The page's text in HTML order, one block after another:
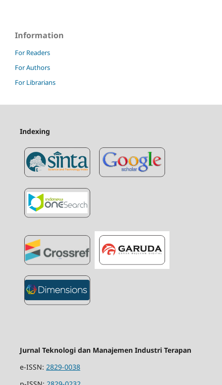
Information
For Readers
For Authors
For Librarians
Indexing
Jurnal Teknologi dan Manajemen Industri Terapan
e-ISSN: 2829-0038